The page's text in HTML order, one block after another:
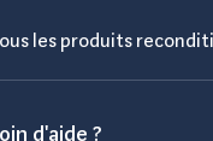
les produits
d'aide ?